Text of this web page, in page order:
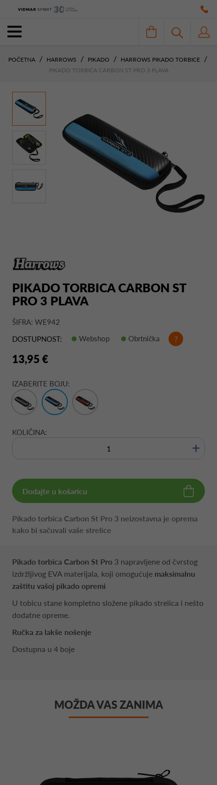
POČETNA HARROWS PIKADO
HARROWS PIKADO TORBICE
PIKADO TORBICA CARBON ST PRO 3 PLAVA
PIKADO TORBICA CARBON ST
PRO 3 PLAVA
ŠIFRA: WE942
DOSTUPNOST:
Webshop Obrtnička ?
13,95 €
IZABERITE BOJU:
KOLIČINA:
+
Dodajte u košaricu
Pikado torbica Carbon St Pro 3 neizostavna je oprema
kako bi sačuvali vaše strelice
Pikado torbica Carbon St Pro 3 napravljene od čvrstog
izdržljivog EVA materijala, koji omogućuje maksimalnu
zaštitu vašoj pikado opremi
U tobicu stane kompletno složene pikado strelica i nešto
dodatne opreme.
Ručka za lakše nošenje
Dostupna u 4 boje
MOŽDA VAS ZANIMA